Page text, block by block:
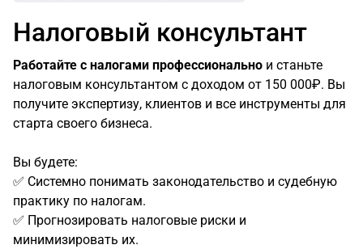
Налоговый консультант
Работайте с налогами профессионально и станьте
налоговым консультантом с доходом от 150 000₽. Вы
получите экспертизу, клиентов и все инструменты для
старта своего бизнеса.
Вы будете:
✅ Системно понимать законодательство и судебную
практику по налогам.
✅ Прогнозировать налоговые риски и
минимизировать их.